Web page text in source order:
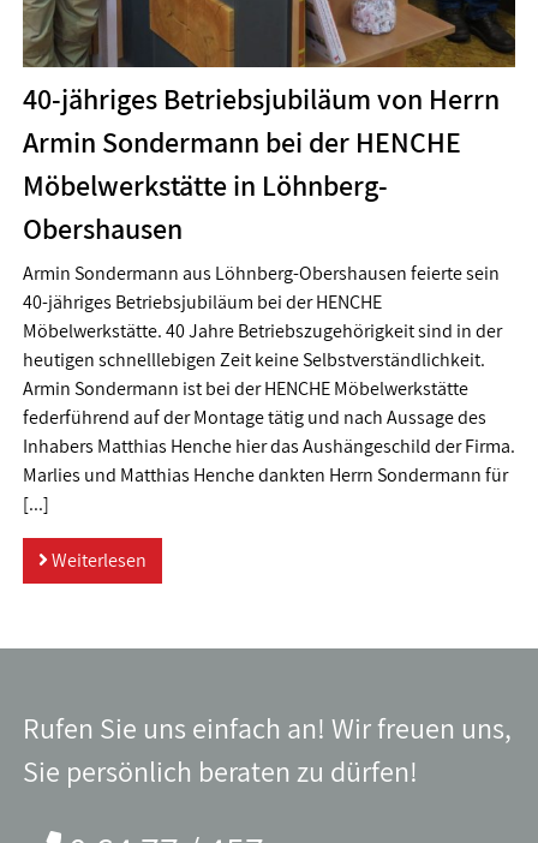
40-jähriges Betriebsjubiläum von Herrn
Armin Sondermann bei der HENCHE
Möbelwerkstätte in Löhnberg-
Obershausen
Armin Sondermann aus Löhnberg-Obershausen feierte sein
40-jähriges Betriebsjubiläum bei der HENCHE
Möbelwerkstätte. 40 Jahre Betriebszugehörigkeit sind in der
heutigen schnelllebigen Zeit keine Selbstverständlichkeit.
Armin Sondermann ist bei der HENCHE Möbelwerkstätte
federführend auf der Montage tätig und nach Aussage des
Inhabers Matthias Henche hier das Aushängeschild der Firma.
Marlies und Matthias Henche dankten Herrn Sondermann für
[...]
Weiterlesen
Rufen Sie uns einfach an! Wir freuen uns,
Sie persönlich beraten zu dürfen!